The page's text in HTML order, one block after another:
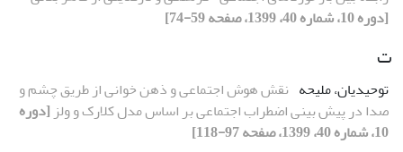
[دوره 10، شماره 40، 1399، صفحه 59-74]
ت
توحیدیان، ملیحه نقش هوش اجتماعی و ذهن خوانی از طریق چشم و
صدا در پیش بینی اضطراب اجتماعی بر اساس مدل کلارک و ولز [دوره
10، شماره 40، 1399، صفحه 97-118]